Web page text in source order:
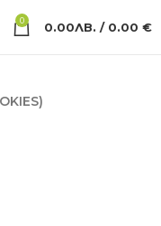
0 0.00ЛВ. / 0.00 €